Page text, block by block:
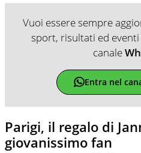
Vuoi essere sempre
sport, risultati ed
canale
Entra nel
Parigi, il regalo di
giovanissimo fan